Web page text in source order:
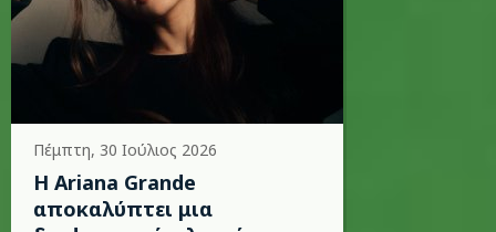
Πέμπτη, 30 Ιούλιος 2026
Η Ariana Grande
αποκαλύπτει μια